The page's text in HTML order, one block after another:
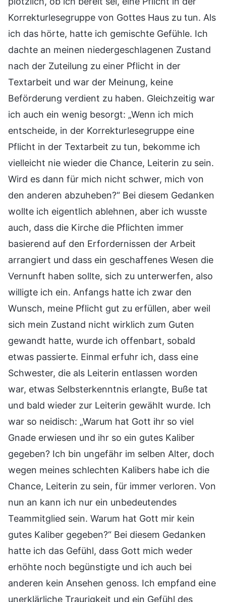
Korrekturlesegruppe von Gottes Haus zu tun. Als
ich das hörte, hatte ich gemischte Gefühle. Ich
dachte an meinen niedergeschlagenen Zustand
nach der Zuteilung zu einer Pflicht in der
Textarbeit und war der Meinung, keine
Beförderung verdient zu haben. Gleichzeitig war
ich auch ein wenig besorgt: „Wenn ich mich
entscheide, in der Korrekturlesegruppe eine
Pflicht in der Textarbeit zu tun, bekomme ich
vielleicht nie wieder die Chance, Leiterin zu sein.
Wird es dann für mich nicht schwer, mich von
den anderen abzuheben?“ Bei diesem Gedanken
wollte ich eigentlich ablehnen, aber ich wusste
auch, dass die Kirche die Pflichten immer
basierend auf den Erfordernissen der Arbeit
arrangiert und dass ein geschaffenes Wesen die
Vernunft haben sollte, sich zu unterwerfen, also
willigte ich ein. Anfangs hatte ich zwar den
Wunsch, meine Pflicht gut zu erfüllen, aber weil
sich mein Zustand nicht wirklich zum Guten
gewandt hatte, wurde ich offenbart, sobald
etwas passierte. Einmal erfuhr ich, dass eine
Schwester, die als Leiterin entlassen worden
war, etwas Selbsterkenntnis erlangte, Buße tat
und bald wieder zur Leiterin gewählt wurde. Ich
war so neidisch: „Warum hat Gott ihr so viel
Gnade erwiesen und ihr so ein gutes Kaliber
gegeben? Ich bin ungefähr im selben Alter, doch
wegen meines schlechten Kalibers habe ich die
Chance, Leiterin zu sein, für immer verloren. Von
nun an kann ich nur ein unbedeutendes
Teammitglied sein. Warum hat Gott mir kein
gutes Kaliber gegeben?“ Bei diesem Gedanken
hatte ich das Gefühl, dass Gott mich weder
erhöhte noch begünstigte und ich auch bei
anderen kein Ansehen genoss. Ich empfand eine
unerklärliche Traurigkeit und ein Gefühl des